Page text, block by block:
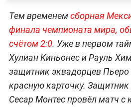
Тем временемсборная
финала чемпионата мира,
счётом 2:0. Уже в первом
Хулиан Киньонес и Рауль
защитник эквадорцев
красную карточку.
Сесар Монтес провёл матч с